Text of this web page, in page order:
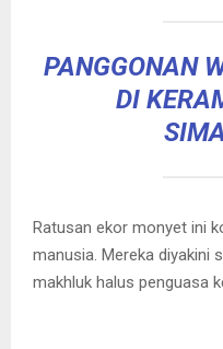
PANGGONAN
DI
Ratusan ekor monyet ini
manusia. Mereka diyakini
makhluk halus penguasa